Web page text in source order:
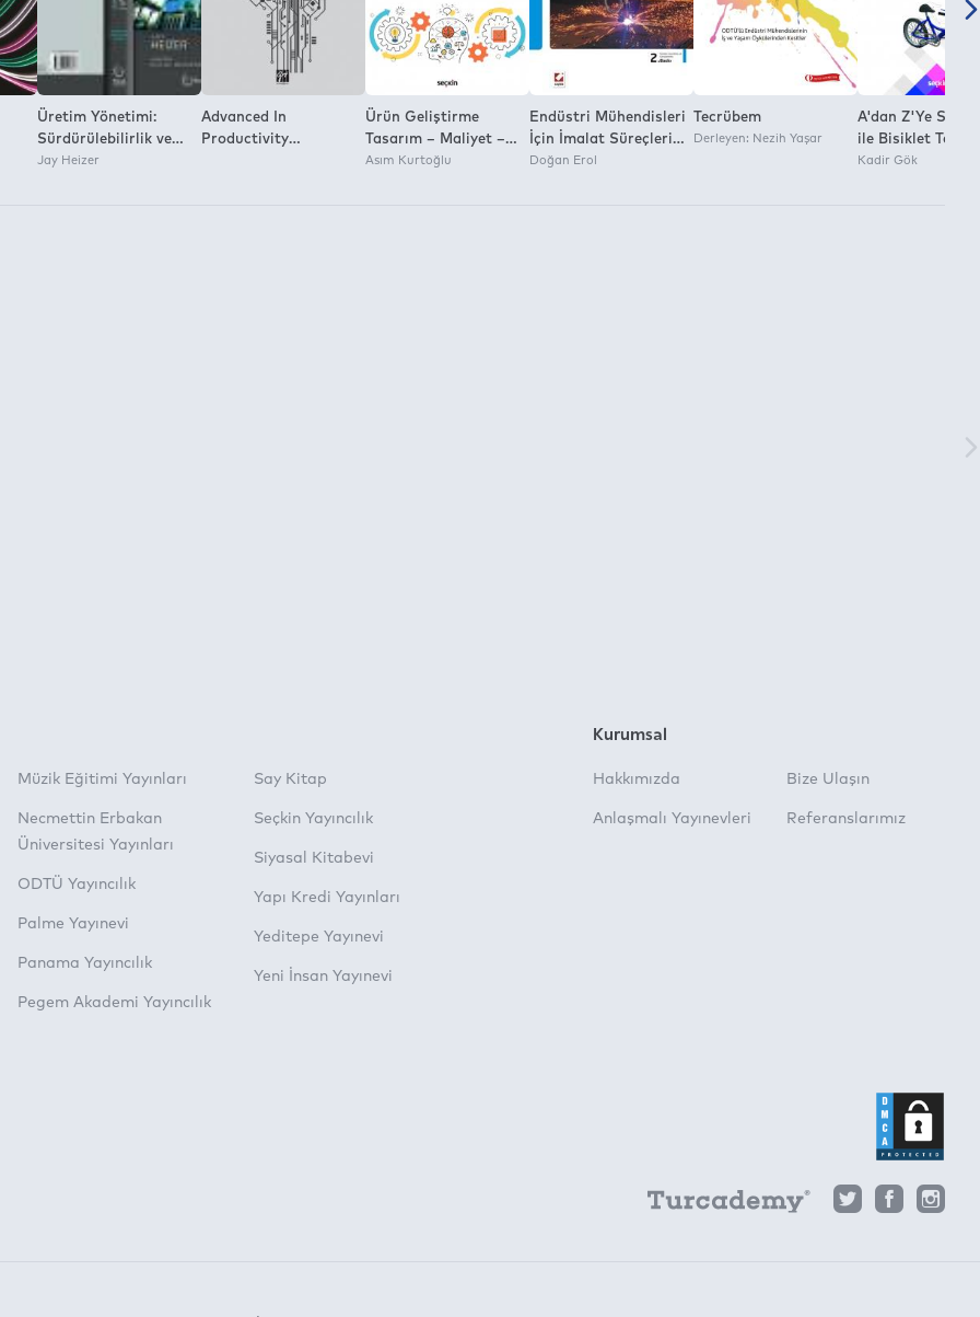
Üretim Yönetimi:
Sürdürülebilirlik ve
Tedarik Zinciri
Jay Heizer
Advanced In
Productivity
Ürün Geliştirme
Tasarım – Maliyet –
İmalat
Asım Kurtoğlu
Endüstri Mühendisleri
İçin İmalat Süreçleri
Metal Döküm Süreçleri
Doğan Erol
Tecrübem
Derleyen: Nezih Yaşar
A'dan Z'Ye
ile Bisiklet Tasarımı 3D
Modelleme ¦ Akış
Kadir Gök
Müzik Eğitimi Yayınları
Necmettin Erbakan
Üniversitesi Yayınları
ODTÜ Yayıncılık
Palme Yayınevi
Panama Yayıncılık
Pegem Akademi Yayıncılık
Say Kitap
Seçkin Yayıncılık
Siyasal Kitabevi
Yapı Kredi Yayınları
Yeditepe Yayınevi
Yeni İnsan Yayınevi
Kurumsal
Hakkımızda
Anlaşmalı Yayınevleri
Bize Ulaşın
Referanslarımız